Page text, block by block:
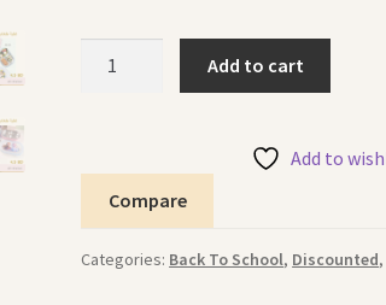
.د.ب4.500.
Frozen
علبة
طعام
معدنية
Add to cart
Add to
Compare
Categories: Back To School, Discounted,